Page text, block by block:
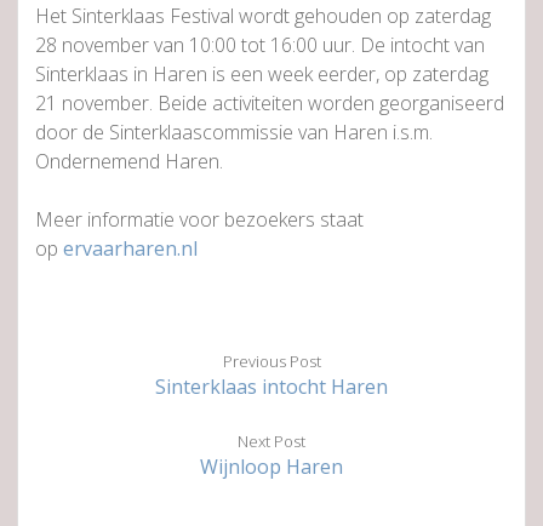
Het Sinterklaas Festival wordt gehouden op zaterdag
28 november van 10:00 tot 16:00 uur. De intocht van
Sinterklaas in Haren is een week eerder, op zaterdag
21 november. Beide activiteiten worden georganiseerd
door de Sinterklaascommissie van Haren i.s.m.
Ondernemend Haren.
Meer informatie voor bezoekers staat
op ervaarharen.nl
Previous Post
Sinterklaas intocht Haren
Next Post
Wijnloop Haren